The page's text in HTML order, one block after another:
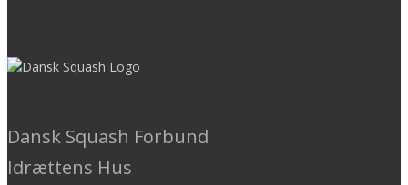
Dansk Squash Forbund
Idrættens Hus